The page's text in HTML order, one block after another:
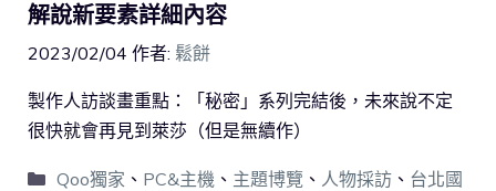
解說新要素詳細內容
2023/02/04 作者: 鬆餅
製作人訪談畫重點：「秘密」系列完結後，未來說不定
很快就會再見到萊莎（但是無續作）
Qoo獨家 、 PC&主機 、 主題博覽 、 人物採訪、 台北國